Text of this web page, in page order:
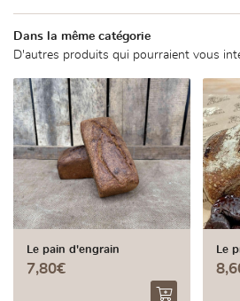
Dans la même catégorie
D'autres produits qui pourraient vous
Le pain d'engrain
7,80€
Le